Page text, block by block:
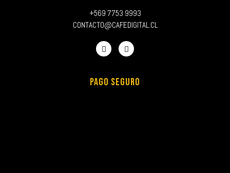
+569 7753 9993
CONTACTO@CAFEDIGITAL.CL
PAGO SEGURO